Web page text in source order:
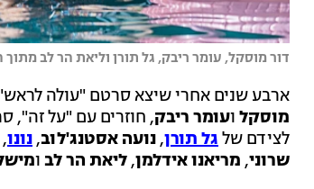
דור מוסקל, עומר ריבק, גל תורן וליאת הר לב
ארבע שנים אחרי שיצא סרטם "עולה
מוסקל ועומר ריבק, חוזרים עם "על זה",
לצידם שלגל תורן,נועה אסטנג'לוב,נונו,
שרוני, מריאנו אידלמן,ליאת הר לב ו